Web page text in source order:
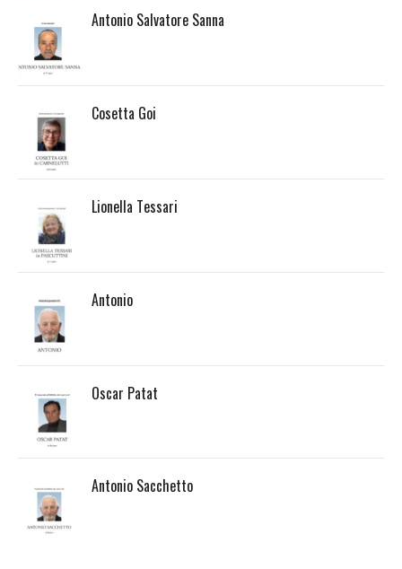
Antonio Salvatore Sanna
Cosetta Goi
Lionella Tessari
Antonio
Oscar Patat
Antonio Sacchetto